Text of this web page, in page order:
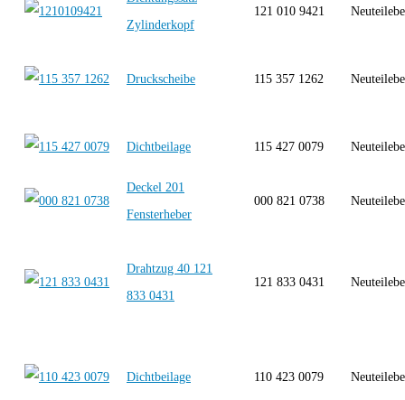
Zylinderkopf
121 010 9421
Druckscheibe 115 357 1262
Dichtbeilage 115 427 0079
Deckel 201
Fensterheber
000 821 0738
Drahtzug 40 121
833 0431
121 833 0431
Dichtbeilage 110 423 0079